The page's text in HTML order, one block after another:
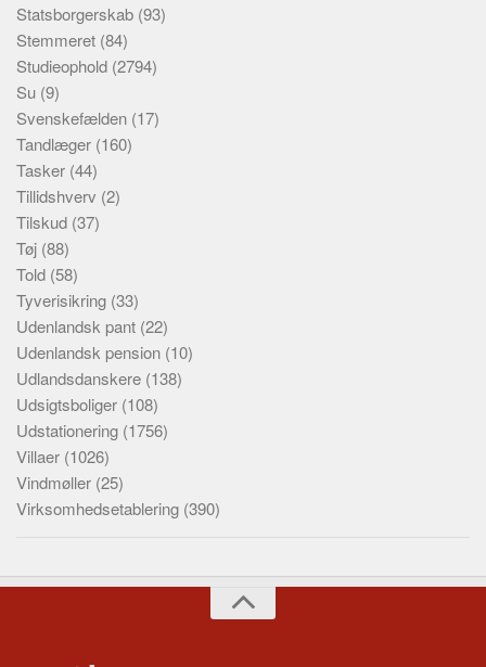
Statsborgerskab (93)
Stemmeret (84)
Studieophold (2794)
Su (9)
Svenskefælden (17)
Tandlæger (160)
Tasker (44)
Tillidshverv (2)
Tilskud (37)
Tøj (88)
Told (58)
Tyverisikring (33)
Udenlandsk pant (22)
Udenlandsk pension (10)
Udlandsdanskere (138)
Udsigtsboliger (108)
Udstationering (1756)
Villaer (1026)
Vindmøller (25)
Virksomhedsetablering (390)